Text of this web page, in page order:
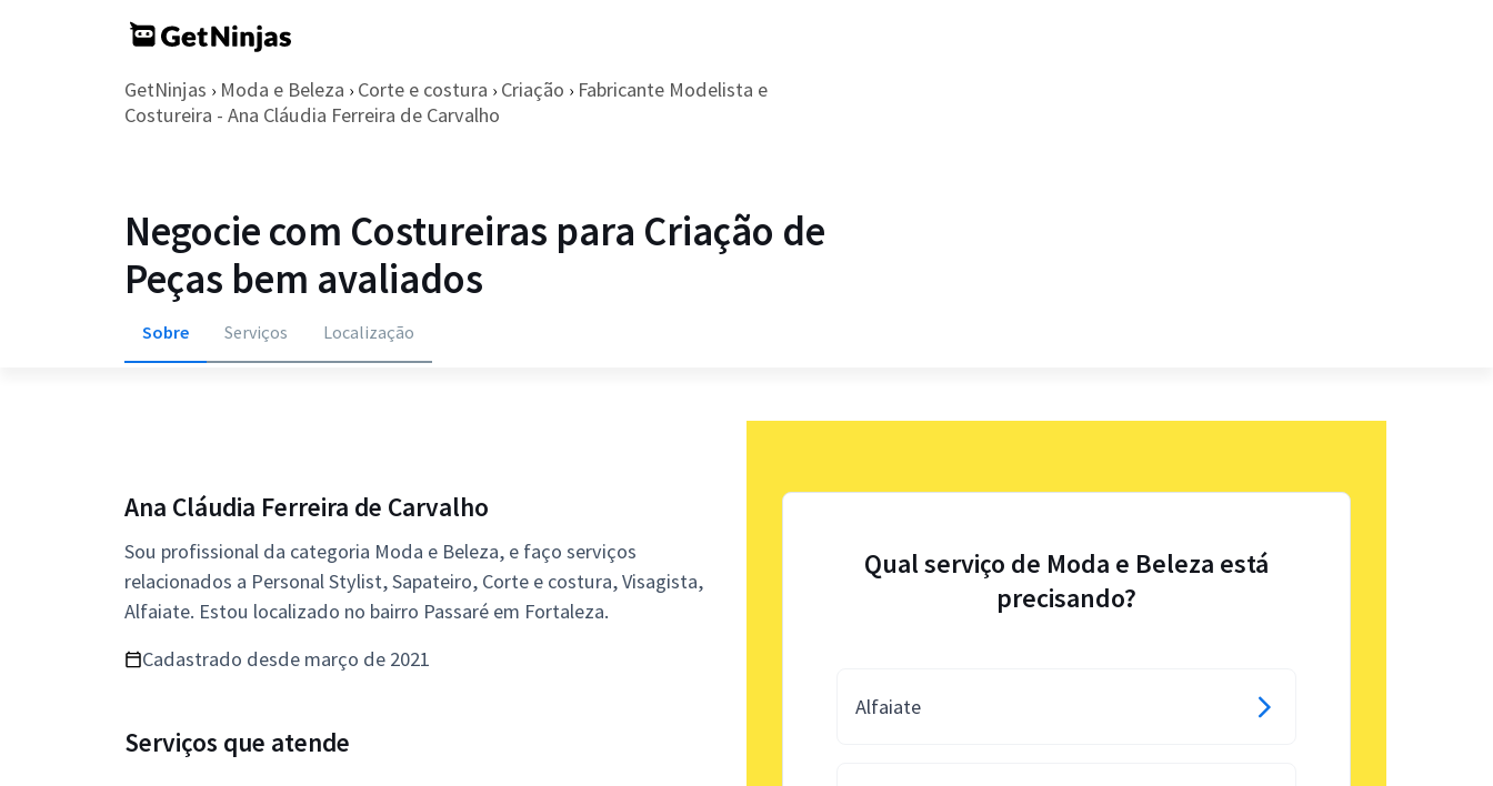
GetNinjas › Moda e Beleza › Corte e costura › Criação › Fabricante Modelista e
Costureira - Ana Cláudia Ferreira de Carvalho
Negocie com Costureiras para Criação de
Peças bem avaliados
Sobre Serviços Localização
Ana Cláudia Ferreira de Carvalho
Sou profissional da categoria Moda e Beleza, e faço serviços
relacionados a Personal Stylist, Sapateiro, Corte e costura, Visagista,
Alfaiate. Estou localizado no bairro Passaré em Fortaleza.
Cadastrado desde março de 2021
Serviços que atende
Qual serviço de Moda e Beleza está
precisando?
Alfaiate